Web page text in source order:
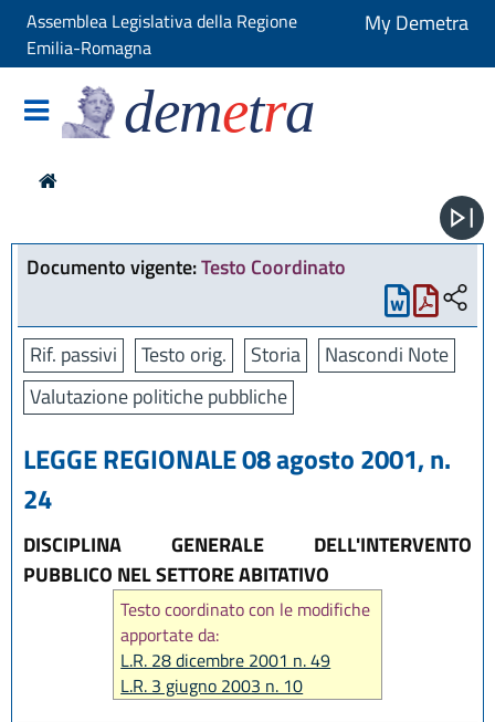
Assemblea Legislativa della Regione
Emilia-Romagna
My Demetra
demetra
Documento vigente:Testo Coordinato
Rif. passivi Testo orig. Storia
Nascondi Note
Valutazione politiche pubbliche
LEGGE REGIONALE 08 agosto 2001, n.
24
DISCIPLINA GENERALE DELL'INTERVENTO
PUBBLICO NEL SETTORE ABITATIVO
Testo coordinato con le modifiche
apportate da:
L.R. 28 dicembre 2001 n. 49
L.R. 3 giugno 2003 n. 10